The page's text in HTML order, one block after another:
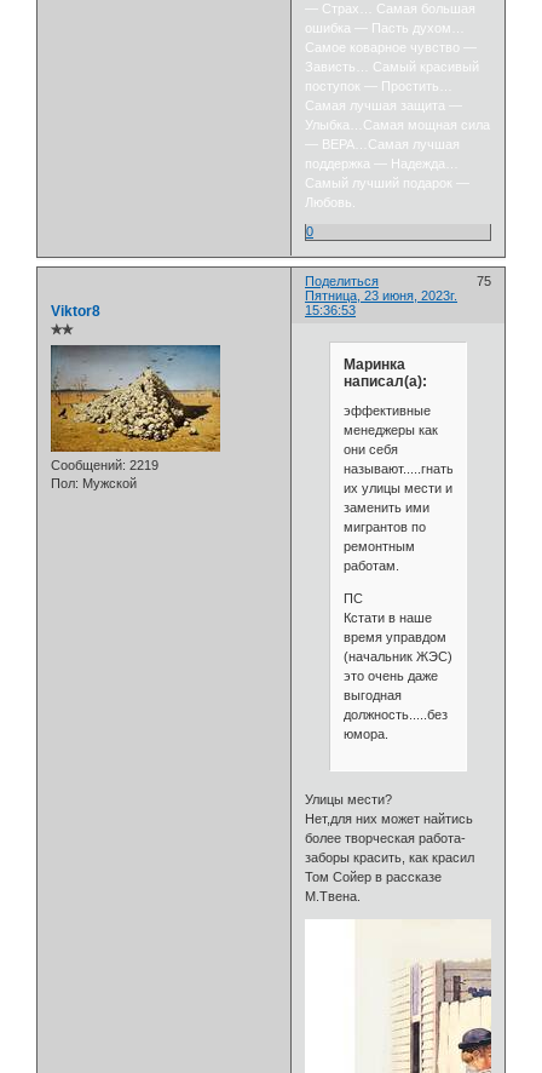
— Страх… Самая большая
ошибка — Пасть духом…
Самое коварное чувство —
Зависть… Самый красивый
поступок — Простить…
Самая лучшая защита —
Улыбка…Самая мощная сила
— ВЕРА…Самая лучшая
поддержка — Надежда…
Самый лучший подарок —
Любовь.
0
Поделиться
75
Пятница, 23 июня, 2023г.
15:36:53
Viktor8
✯✯
Сообщений: 2219
Пол: Мужской
Маринка
написал(а):
эффективные
менеджеры как
они себя
называют.....гнать
их улицы мести и
заменить ими
мигрантов по
ремонтным
работам.
ПС
Кстати в наше
время управдом
(начальник ЖЭС)
это очень даже
выгодная
должность.....без
юмора.
Улицы мести?
Нет,для них может найтись
более творческая работа-
заборы красить, как красил
Том Сойер в рассказе
М.Твена.